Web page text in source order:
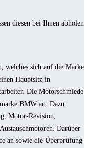
diesen bei Ihnen abholen
welches sich auf die Marke
Hauptsitz in
Die Motorschmiede
BMW an. Dazu
Motor-Revision,
Darüber
an sowie die Überprüfung